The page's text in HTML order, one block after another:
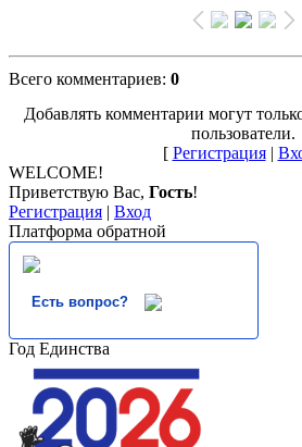
Всего комментариев: 0
Добавлять комментарии могут
пользователи.
[ Регистрация|
WELCOME!
Приветствую Вас, Гость!
Регистрация | Вход
Платформа обратной
Есть вопрос?
Год Единства